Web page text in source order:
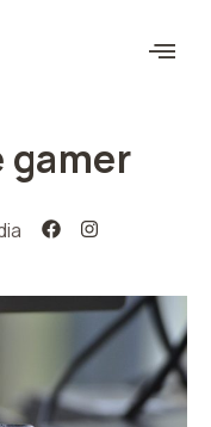
gamer